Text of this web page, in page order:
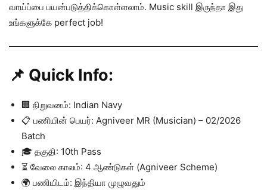
வாய்ப்பை பயன்படுத்திக்கொள்ளலாம். Music skill இருந்தா இது
உங்களுக்கே perfect job!
📌 Quick Info:
🏢 நிறுவனம்: Indian Navy
📋 பணியின் பெயர்: Agniveer MR (Musician) – 02/2026
Batch
🎓 தகுதி: 10th Pass
⏳ வேலை காலம்: 4 ஆண்டுகள் (Agniveer Scheme)
🌍 பணியிடம்: இந்தியா முழுவதும்